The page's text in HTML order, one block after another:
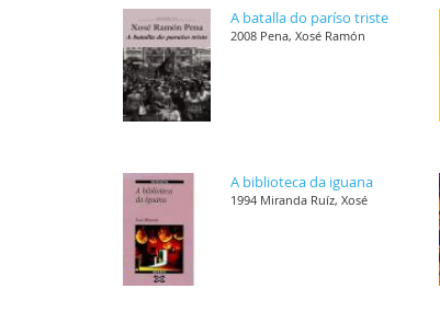
A batalla do paríso triste
2008 Pena, Xosé Ramón
A biblioteca da iguana
1994 Miranda Ruíz, Xosé